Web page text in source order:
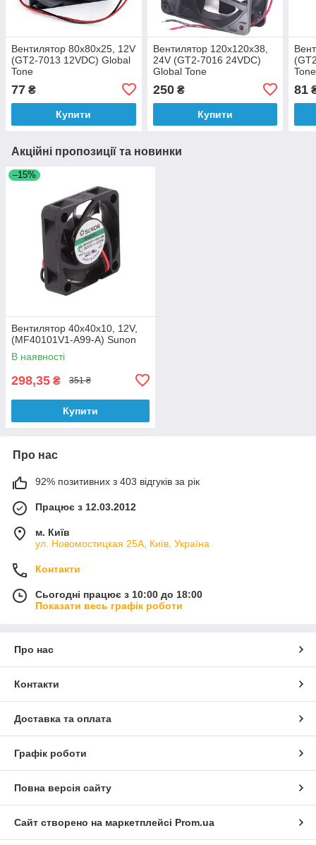
Вентилятор 80x80x25, 12V
(GT2-7013 12VDC) Global
Tone
77 ₴
Купити
Вентилятор 120x120x38,
24V (GT2-7016 24VDC)
Global Tone
250₴
Купити
Tone
81
Акційні пропозиції та новинки
–15%
Вентилятор 40x40x10, 12V,
(MF40101V1-A99-A) Sunon
В наявності
298,35 ₴ 351 ₴
Купити
Про нас
92% позитивних з 403 відгуків за рік
Працює з 12.03.2012
м. Київ
ул. Новомостицкая 25А, Київ, Україна
Контакти
Сьогодні працює з 10:00 до 18:00
Показати весь графік роботи
Про нас
Контакти
Доставка та оплата
Графік роботи
Повна версія сайту
Сайт створено на маркетплейсі Prom.ua